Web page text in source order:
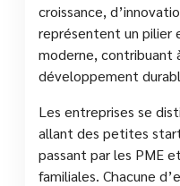
croissance,
représentent un pilier
moderne, contribuant
développement
Les entreprises se
allant des petites
passant par les PME
familiales. Chacune